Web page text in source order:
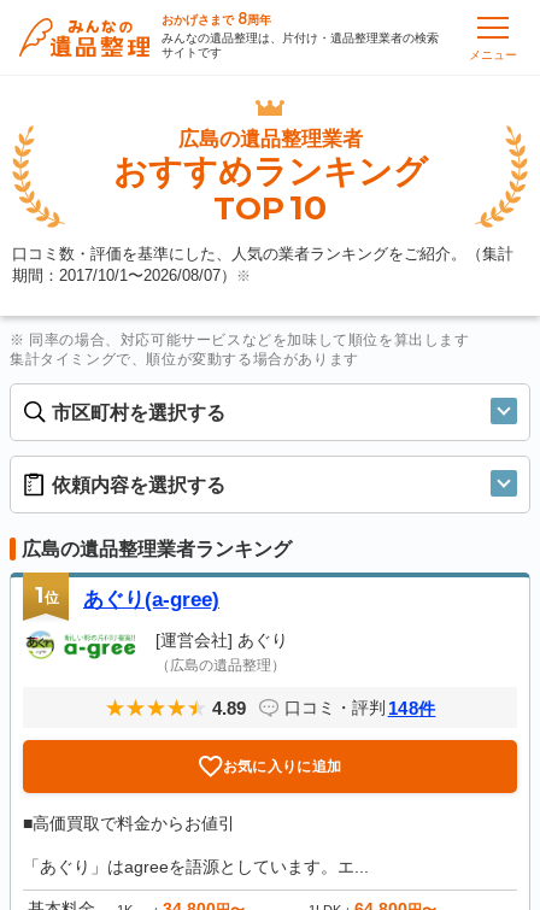
おかげさまで 8周年
みんなの遺品整理は、片付け・遺品整理業者の検索
サイトです
メニュー
広島の遺品整理業者
おすすめランキング
TOP10
口コミ数・評価を基準にした、人気の業者ランキングをご紹介。（集計
期間：2017/10/1〜2026/08/07） ※
※ 同率の場合、対応可能サービスなどを加味して順位を算出します
集計タイミングで、順位が変動する場合があります
市区町村を選択する
依頼内容を選択する
広島の遺品整理業者ランキング
1位 あぐり(a-gree)
[運営会社] あぐり
（広島の遺品整理）
4.89 口コミ・評判 148件
お気に入りに追加
■高価買取で料金からお値引
「あぐり」はagreeを語源としています。エ...